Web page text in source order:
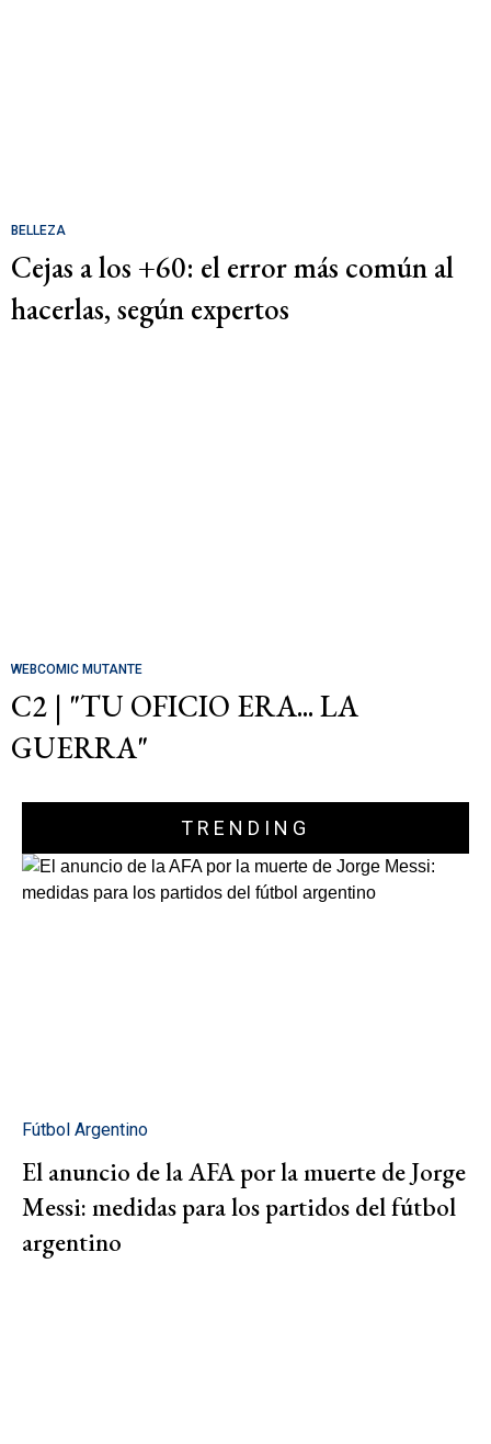
BELLEZA
Cejas a los +60: el error más común al
hacerlas, según expertos
WEBCOMIC MUTANTE
C2 | "TU OFICIO ERA... LA
GUERRA"
TRENDING
Fútbol Argentino
El anuncio de la AFA por la muerte de Jorge
Messi: medidas para los partidos del fútbol
argentino